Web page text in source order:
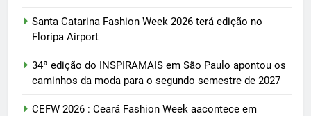
Santa Catarina Fashion Week 2026 terá edição no
Floripa Airport
34ª edição do INSPIRAMAIS em São Paulo apontou os
caminhos da moda para o segundo semestre de 2027
CEFW 2026 : Ceará Fashion Week aacontece em